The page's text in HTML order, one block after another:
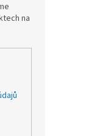
na